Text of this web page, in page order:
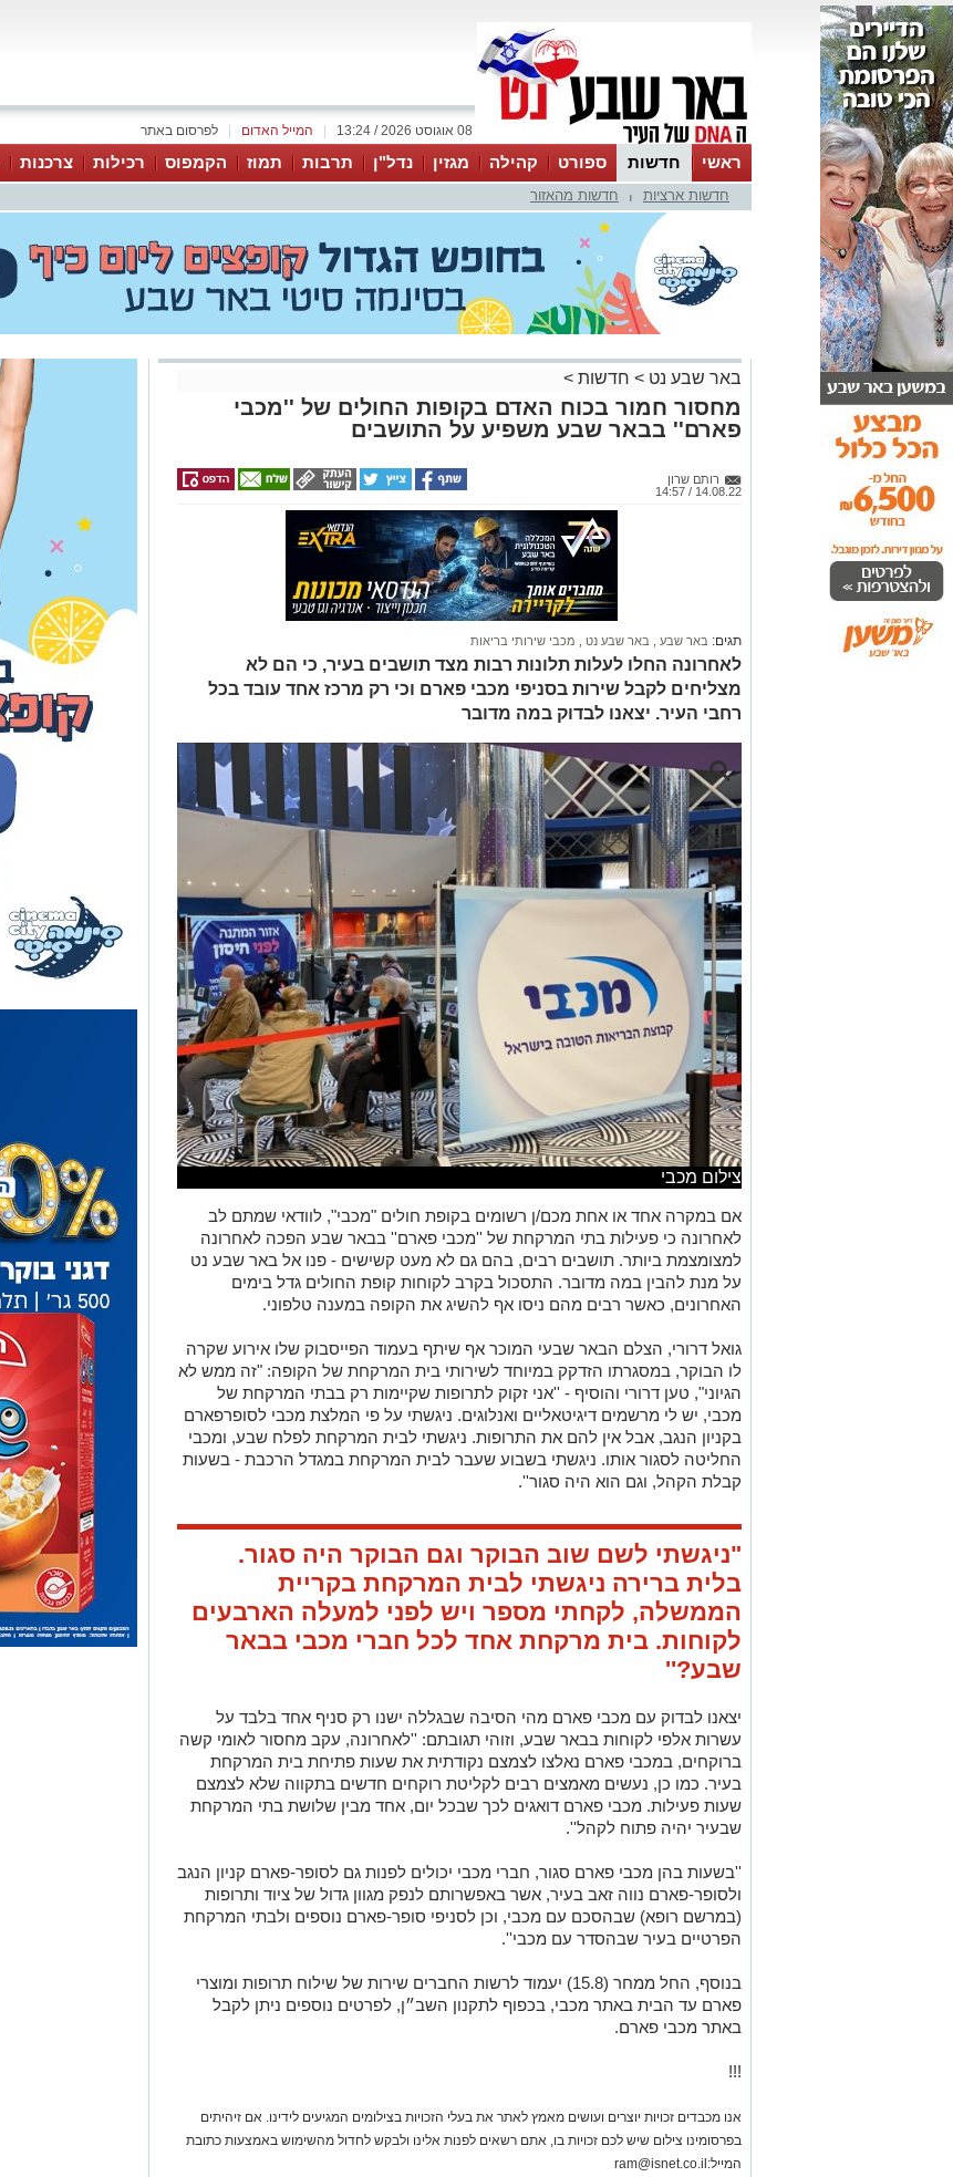
לפרסום באתר המייל האדום 08 אוגוסט 2026 / 13:24
ראשי חדשות ספורט קהילה מגזין נדל"ן תרבות תמוז הקמפוס רכילות צרכנות
עסקים
טיפים והמלצותחדשות ארציות חדשות מהאזור
באר שבע נט > חדשות >
מחסור חמור בכוח האדם בקופות החולים של ''מכבי
פארם'' בבאר שבע משפיע על התושבים
רותם שרון
14.08.22 / 14:57
תגים: באר שבע באר שבע נט מכבי שירותי בריאות
לאחרונה החלו לעלות תלונות רבות מצד תושבים בעיר, כי הם לא
מצליחים לקבל שירות בסניפי מכבי פארם וכי רק מרכז אחד עובד בכל
רחבי העיר. יצאנו לבדוק במה מדובר
צילום מכבי
אם במקרה אחד או אחת מכם/ן רשומים בקופת חולים "מכבי", לוודאי שמתם לב
לאחרונה כי פעילות בתי המרקחת של ''מכבי פארם'' בבאר שבע הפכה לאחרונה
למצומצמת ביותר. תושבים רבים, בהם גם לא מעט קשישים - פנו אל באר שבע נט
על מנת להבין במה מדובר. התסכול בקרב לקוחות קופת החולים גדל בימים
האחרונים, כאשר רבים מהם ניסו אף להשיג את הקופה במענה טלפוני.
גואל דרורי, הצלם הבאר שבעי המוכר אף שיתף בעמוד הפייסבוק שלו אירוע שקרה
לו הבוקר, במסגרתו הזדקק במיוחד לשירותי בית המרקחת של הקופה: "זה ממש לא
הגיוני", טען דרורי והוסיף - ''אני זקוק לתרופות שקיימות רק בבתי המרקחת של
מכבי, יש לי מרשמים דיגיטאליים ואנלוגים. ניגשתי על פי המלצת מכבי לסופרפארם
בקניון הנגב, אבל אין להם את התרופות. ניגשתי לבית המרקחת לפלח שבע, ומכבי
החליטה לסגור אותו. ניגשתי בשבוע שעבר לבית המרקחת במגדל הרכבת - בשעות
קבלת הקהל, וגם הוא היה סגור''.
"ניגשתי לשם שוב הבוקר וגם הבוקר היה סגור.
בלית ברירה ניגשתי לבית המרקחת בקריית
הממשלה, לקחתי מספר ויש לפני למעלה הארבעים
לקוחות. בית מרקחת אחד לכל חברי מכבי בבאר
שבע?''
יצאנו לבדוק עם מכבי פארם מהי הסיבה שבגללה ישנו רק סניף אחד בלבד על
עשרות אלפי לקוחות בבאר שבע, וזוהי תגובתם: ''לאחרונה, עקב מחסור לאומי קשה
ברוקחים, במכבי פארם נאלצו לצמצם נקודתית את שעות פתיחת בית המרקחת
בעיר. כמו כן, נעשים מאמצים רבים לקליטת רוקחים חדשים בתקווה שלא לצמצם
שעות פעילות. מכבי פארם דואגים לכך שבכל יום, אחד מבין שלושת בתי המרקחת
שבעיר יהיה פתוח לקהל''.
''בשעות בהן מכבי פארם סגור, חברי מכבי יכולים לפנות גם לסופר-פארם קניון הנגב
ולסופר-פארם נווה זאב בעיר, אשר באפשרותם לנפק מגוון גדול של ציוד ותרופות
(במרשם רופא) שבהסכם עם מכבי, וכן לסניפי סופר-פארם נוספים ולבתי המרקחת
הפרטיים בעיר שבהסדר עם מכבי''.
בנוסף, החל ממחר (15.8) יעמוד לרשות החברים שירות של שילוח תרופות ומוצרי
פארם עד הבית באתר מכבי, בכפוף לתקנון השב״ן, לפרטים נוספים ניתן לקבל
באתר מכבי פארם.
!!!
אנו מכבדים זכויות יוצרים ועושים מאמץ לאתר את בעלי הזכויות בצילומים המגיעים לידינו. אם זיהיתים
בפרסומינו צילום שיש לכם זכויות בו, אתם רשאים לפנות אלינו ולבקש לחדול מהשימוש באמצעות כתובת
המייל:ram@isnet.co.il